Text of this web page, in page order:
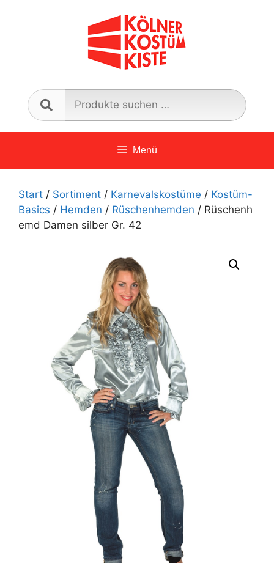
nach:
Menü
Start / Sortiment / Karnevalskostüme / Kostüm-
Basics / Hemden / Rüschenhemden / Rüschenh
emd Damen silber Gr. 42